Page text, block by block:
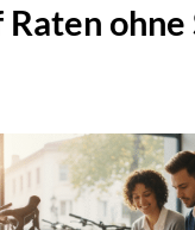
Raten ohne